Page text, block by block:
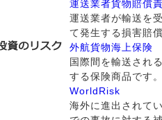
運送業者貨物賠償
運送業者が輸送を
て発生する損害賠
外航貨物海上保険
国際間を輸送され
する保険商品です
WorldRisk
海外に進出されて